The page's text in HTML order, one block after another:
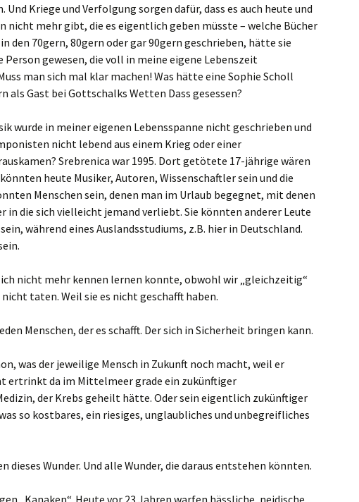
Kriege und Verfolgung sorgen dafür, dass es auch heute und
nicht mehr gibt, die es eigentlich geben müsste – welche Bücher
den 70gern, 80gern oder gar 90gern geschrieben, hätte sie
Person gewesen, die voll in meine eigene Lebenszeit
man sich mal klar machen! Was hätte eine Sophie Scholl
als Gast bei Gottschalks Wetten Dass gesessen?
wurde in meiner eigenen Lebensspanne nicht geschrieben und
nicht lebend aus einem Krieg oder einer
Srebrenica war 1995. Dort getötete 17-jährige wären
heute Musiker, Autoren, Wissenschaftler sein und die
Menschen sein, denen man im Urlaub begegnet, mit denen
in die sich vielleicht jemand verliebt. Sie könnten anderer Leute
während eines Auslandsstudiums, z.B. hier in Deutschland.
ich nicht mehr kennen lernen konnte, obwohl wir „gleichzeitig“
taten. Weil sie es nicht geschafft haben.
Menschen, der es schafft. Der sich in Sicherheit bringen kann.
was der jeweilige Mensch in Zukunft noch macht, weil er
ertrinkt da im Mittelmeer grade ein zukünftiger
der Krebs geheilt hätte. Oder sein eigentlich zukünftiger
so kostbares, ein riesiges, unglaubliches und unbegreifliches
dieses Wunder. Und alle Wunder, die daraus entstehen könnten.
„Kanaken“. Heute vor 23 Jahren warfen hässliche, neidische